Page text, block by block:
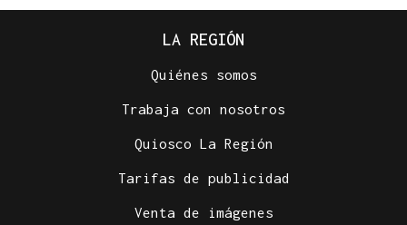
LA REGIÓN
Quiénes somos
Trabaja con nosotros
Quiosco La Región
Tarifas de publicidad
Venta de imágenes